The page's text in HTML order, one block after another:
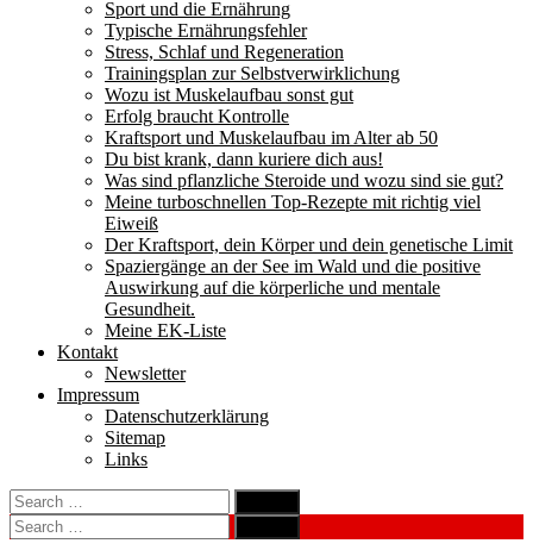
Sport und die Ernährung
Typische Ernährungsfehler
Stress, Schlaf und Regeneration
Trainingsplan zur Selbstverwirklichung
Wozu ist Muskelaufbau sonst gut
Erfolg braucht Kontrolle
Kraftsport und Muskelaufbau im Alter ab 50
Du bist krank, dann kuriere dich aus!
Was sind pflanzliche Steroide und wozu sind sie gut?
Meine turboschnellen Top-Rezepte mit richtig viel
Eiweiß
Der Kraftsport, dein Körper und dein genetische Limit
Spaziergänge an der See im Wald und die positive
Auswirkung auf die körperliche und mentale
Gesundheit.
Meine EK-Liste
Kontakt
Newsletter
Impressum
Datenschutzerklärung
Sitemap
Links
Search
for:
Search
Search
for:
Search